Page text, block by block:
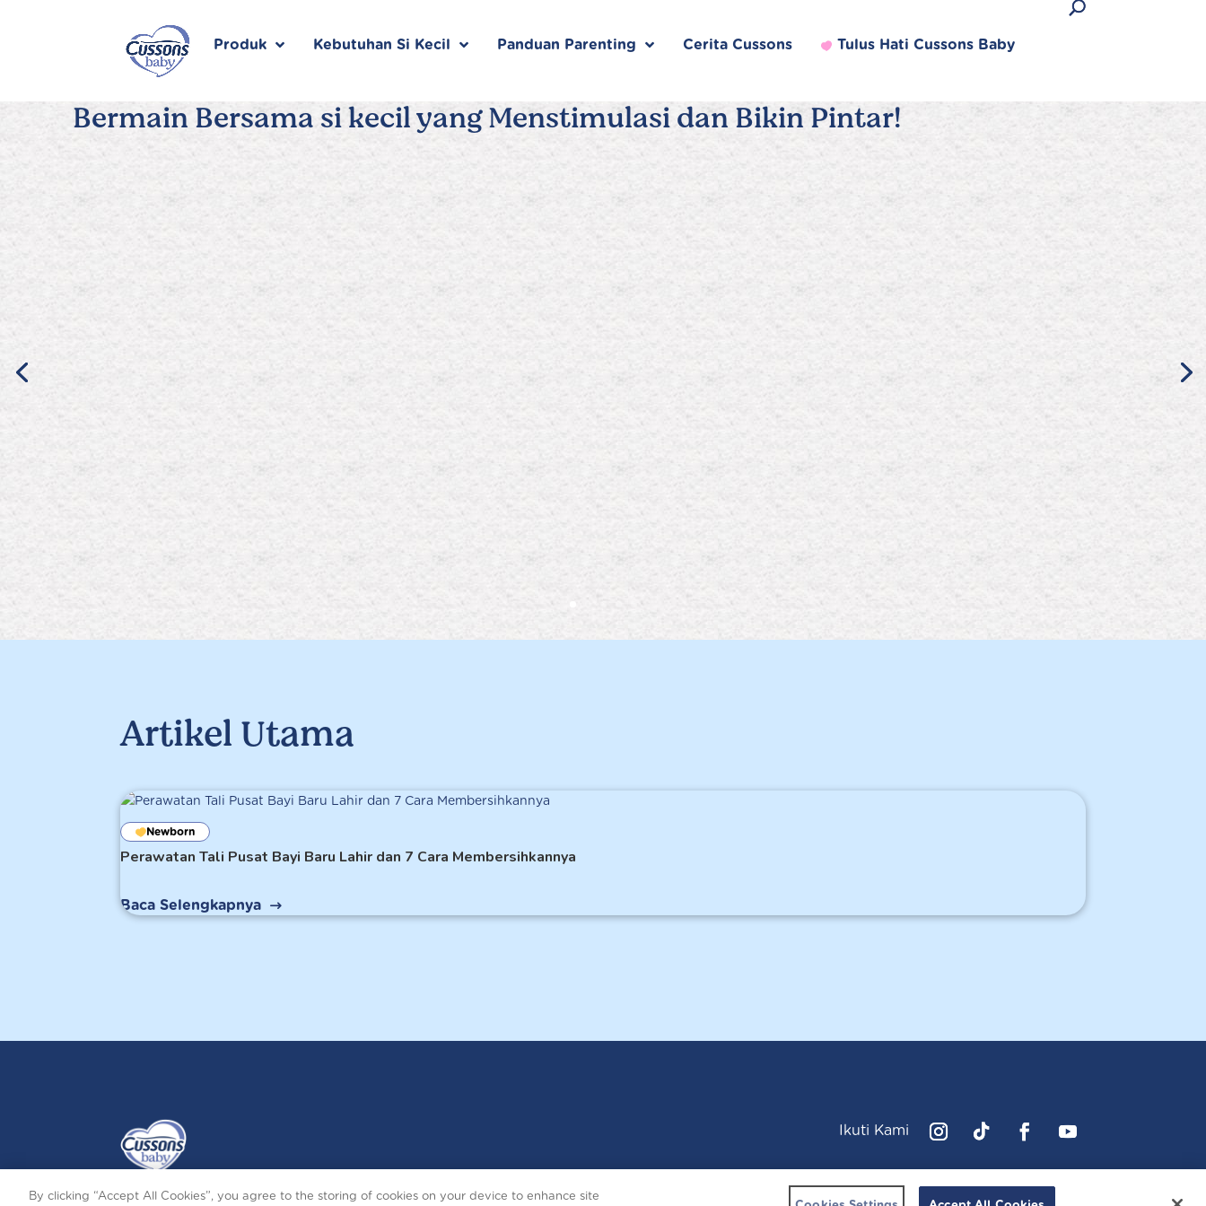
Produk
Produk Terlaris
Kebutuhan Si Kecil Panduan Parenting Cerita Cussons Tulus Hati Cussons Baby
Bermain Bersama si kecil yang Menstimulasi dan Bikin Pintar!
Artikel Utama
Perawatan Tali Pusat Bayi Baru Lahir dan 7 Cara Membersihkannya
Newborn
Baca Selengkapnya
Ikuti Kami
Terms and Conditions Privacy and Cookies Contact Us
Copyright © 2026 cussonsbaby.co.id. All right reserved.
By clicking “Accept All Cookies”, you agree to the storing of cookies on your device to enhance site